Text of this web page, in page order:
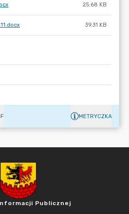
25.68 KB
39.31 KB
METRYCZKA
Publicznej